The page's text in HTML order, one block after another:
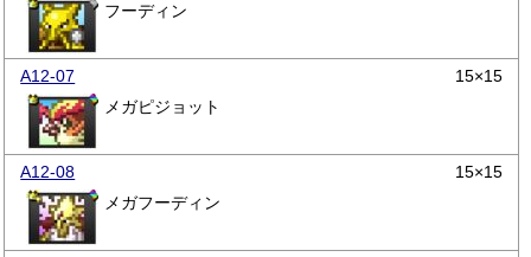
フーディン
A12-07
15×15
メガピジョット
A12-08
15×15
メガフーディン